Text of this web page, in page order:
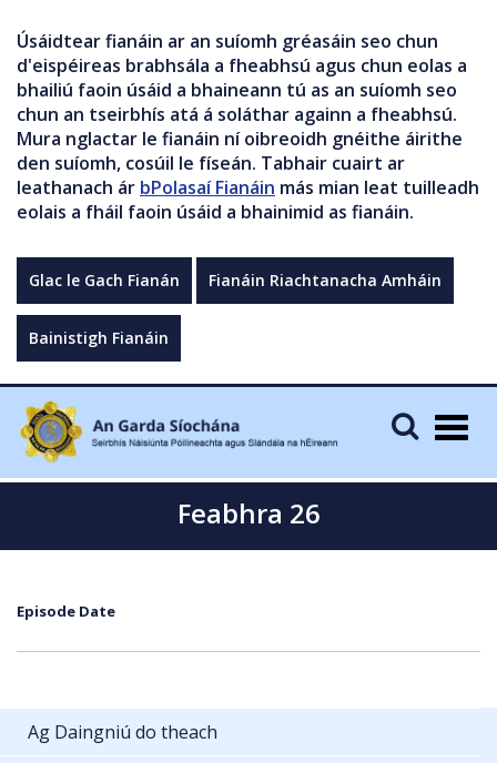
Úsáidtear fianáin ar an suíomh gréasáin seo chun
d'eispéireas brabhsála a fheabhsú agus chun eolas a
bhailiú faoin úsáid a bhaineann tú as an suíomh seo
chun an tseirbhís atá á soláthar againn a fheabhsú.
Mura nglactar le fianáin ní oibreoidh gnéithe áirithe
den suíomh, cosúil le físeán. Tabhair cuairt ar
leathanach ár bPolasaí Fianáin más mian leat tuilleadh
eolais a fháil faoin úsáid a bhainimid as fianáin.
Glac le Gach Fianán Fianáin Riachtanacha Amháin
Bainistigh Fianáin
Feabhra 26
Episode Date
Ag Daingniú do theach